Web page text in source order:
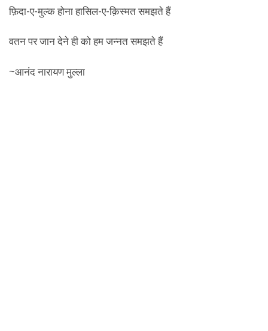
फ़िदा-ए-मुल्क होना हासिल-ए-क़िस्मत समझते हैं
वतन पर जान देने ही को हम जन्नत समझते हैं
~आनंद नारायण मुल्ला